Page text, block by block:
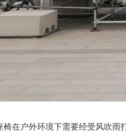
在户外环境下需要经受风吹